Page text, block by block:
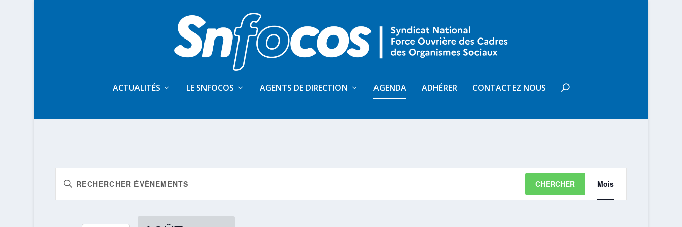
ACTUALITÉS LE SNFOCOS AGENTS DE DIRECTION AGENDA ADHÉRER CONTACTEZ NOUS
ET
NAVIGATION
Saisir
mot-
clé.
CHERCHER
DE
VUES
Mois